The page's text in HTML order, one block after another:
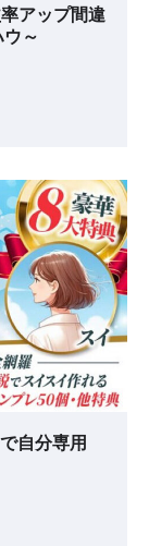
アップ間違
～
自分専用